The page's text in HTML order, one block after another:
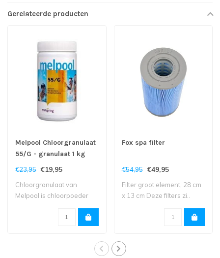
Gerelateerde producten
Melpool Chloorgranulaat
55/G - granulaat 1 kg
€23,95 €19,95
Chloorgranulaat van
Melpool is chloorpoeder
Fox spa filter
€54,95 €49,95
Filter groot element, 28 cm
x 13 cm Deze filters zi..